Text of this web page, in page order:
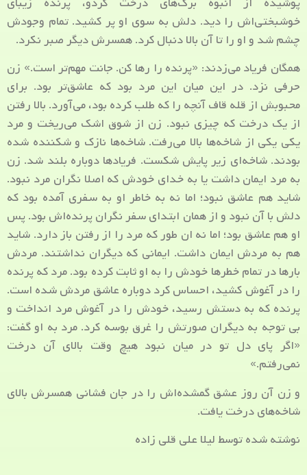
خوشبختی‌اش را دید. دلش به سوی او پر کشید. تمام وجودش
چشم شد و او را تا آن بالا دنبال کرد. همسرش دیگر صبر نکرد.
همگان فریاد می‌زدند: «پرنده را رها کن. جانت مهم‌تر است.» زن
حرفی نزد. در این میان این مرد بود که عاشق‌تر بود. برای
محبوبش از قله‌ قاف آنچه را که طلب کرده بود، می‌آورد. بالا رفتن
از یک درخت که چیزی نبود. زن از شوق اشک می‌ریخت و مرد
یکی یکی از شاخه‌‌ها بالا می‌رفت. شاخه‌ها نازک و شکننده شده
بودند. شاخه‌ای زیر پایش شکست. فریادها دوباره بلند شد. زن
به مرد ایمان داشت یا به خدای خودش که اصلا نگران مرد نبود.
شاید هم عاشق نبود؛ اما نه به خاطر او به سفری آمده بود که
دلش با آن نبود و از همان ابتدای سفر نگران پرنده‌اش بود. پس
او هم عاشق بود؛ اما نه ان طور که مرد را از رفتن باز دارد. شاید
هم به مردش ایمان داشت. ایمانی که دیگران نداشتند. مردش
بارها در تمام خطرها خودش را به او ثابت کرده بود. مرد که پرنده
را در آغوش کشید، احساس کرد دوباره عاشق مردش شده است.
پرنده که به دستش رسید، خودش را در آغوش مرد انداخت و
بی توجه به دیگران صورتش را غرق بوسه کرد. مرد به او گفت:
«اگر پای دل تو در میان نبود هیچ وقت بالای آن درخت
نمی‌رفتم.»
و زن آن روز عشق گمشده‌اش را در جان فشانی همسرش بالای
شاخه‌های درخت یافت.
نوشته شده توسط لیلا علی قلی زاده